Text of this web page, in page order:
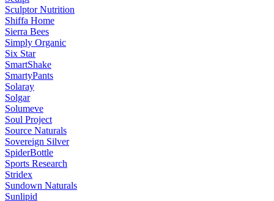
Sculptor Nutrition
Shiffa Home
Sierra Bees
Simply Organic
Six Star
SmartShake
SmartyPants
Solaray
Solgar
Solumeve
Soul Project
Source Naturals
Sovereign Silver
SpiderBottle
Sports Research
Stridex
Sundown Naturals
Sunlipid